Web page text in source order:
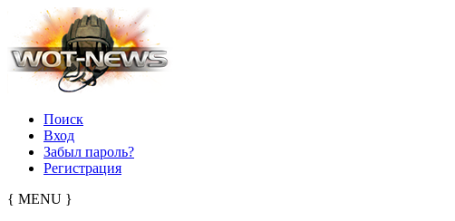
Поиск
Вход
Забыл пароль?
Регистрация
{ MENU }